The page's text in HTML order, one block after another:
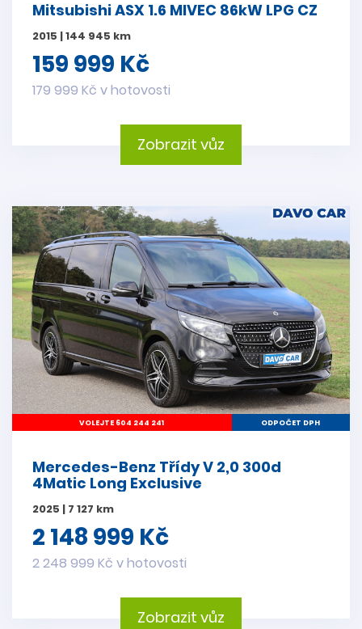
Mitsubishi ASX 1.6 MIVEC 86kW LPG CZ
2015 | 144 945 km
159 999 Kč
179 999 Kč v hotovosti
Zobrazit vůz
VOLEJTE 604 244 241 ODPOČET DPH
Mercedes-Benz Třídy V 2,0 300d
4Matic Long Exclusive
2025 | 7 127 km
2 148 999 Kč
2 248 999 Kč v hotovosti
Zobrazit vůz